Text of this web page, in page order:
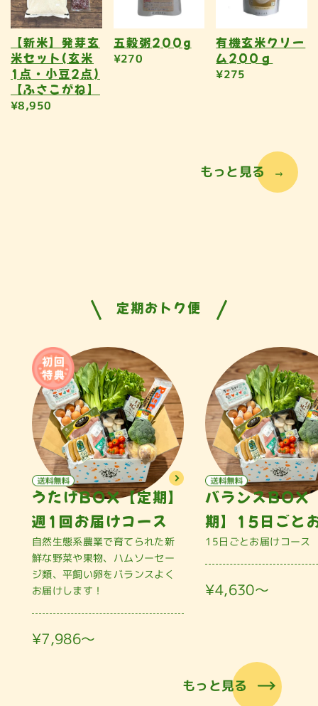
【新米】発芽玄
米セット(玄米
1点・小豆2点)
【ふさこがね】
¥8,950
五穀粥200g
¥270
有機玄米クリー
ム200ｇ
¥275
もっと見る
定期おトク便
うたげBOX【定期】
週1回お届けコース
自然生態系農業で育てられた新
鮮な野菜や果物、ハムソーセー
ジ類、平飼い卵をバランスよく
お届けします！
¥7,986〜
バランスBOX
期】15日ごと
15日ごとお届けコース
¥4,630〜
もっと見る